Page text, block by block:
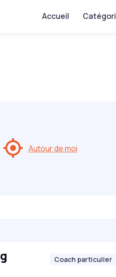
Accueil
Autour de moi
Coach particulier